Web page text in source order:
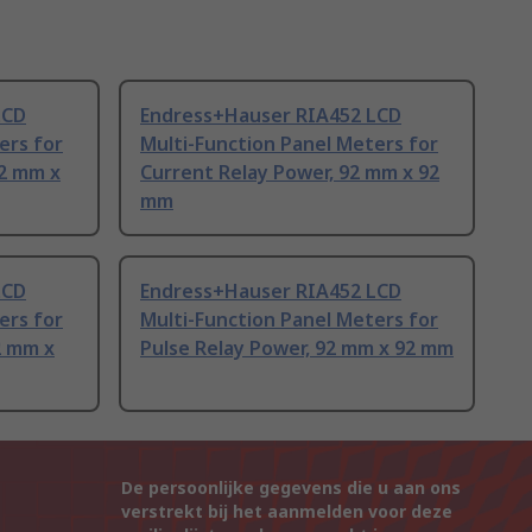
for
mm x
Endress+Hauser RIA452 LCD
Multi-Function Panel Meters for
Current Relay Power, 92 mm x 92
mm
for
x
Endress+Hauser RIA452 LCD
Multi-Function Panel Meters for
Pulse Relay Power, 92 mm x 92 mm
De persoonlijke gegevens die u aan ons
verstrekt bij het aanmelden voor deze